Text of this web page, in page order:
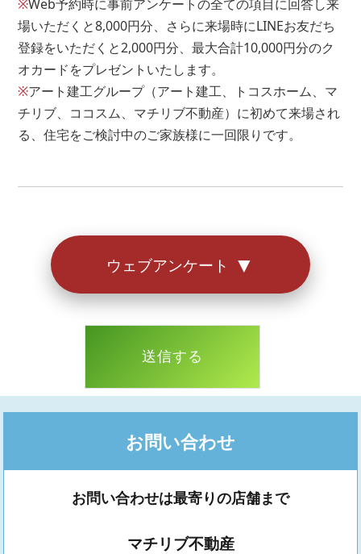
※Web予約時に事前アンケートの全ての項目に回答し来
場いただくと8,000円分、さらに来場時にLINEお友だち
登録をいただくと2,000円分、最大合計10,000円分のク
オカードをプレゼントいたします。
※アート建工グループ（アート建工、トコスホーム、マ
チリブ、ココスム、マチリブ不動産）に初めて来場され
る、住宅をご検討中のご家族様に一回限りです。
円
※もし借り入れがあるとしても住宅ローンは組めます。
お気軽にご相談ください。
ウェブアンケート ▼
お問い合わせ
お問い合わせは最寄りの店舗まで
マチリブ不動産